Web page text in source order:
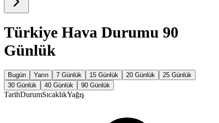
Türkiye Hava Durumu 90
Günlük
Bugün Yarın 7 Günlük 15 Günlük 20 Günlük
25 Günlük
30 Günlük
40 Günlük 90 Günlük
TarihDurumSıcaklıkYağış